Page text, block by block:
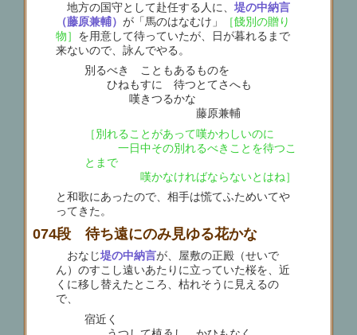
地方の国守として赴任する人に、堤の中納言
（藤原兼輔）が「馬のはなむけ」
［餞別の贈り
物］ を用意して待っていたが、日が暮れるまで
来ないので、詠んでやる。
別るべき こともあるものを
ひねもすに 待つとてさへも
嘆きつるかな
藤原兼輔
［別れることがあって嘆かわしいのに
一日中その別れるべきことを待つこ
とまで
嘆かなければならないとはね］
と和歌にあったので、相手は慌てふためいてや
ってきた。
074段 待ち遠にのみ見ゆる花かな
おなじ堤の中納言が、屋敷の正殿（せいで
ん）のすこし遠いあたりに立っていた桜を、近
くに移し替えたところ、枯れそうに見えるの
で、
宿近く